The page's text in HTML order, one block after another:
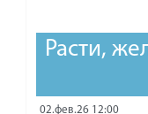
Расти,
02.фев.26 12:00